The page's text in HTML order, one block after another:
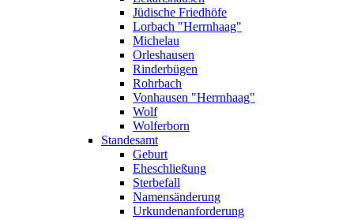
Jüdische Friedhöfe
Lorbach "Herrnhaag"
Michelau
Orleshausen
Rinderbügen
Rohrbach
Vonhausen "Herrnhaag"
Wolf
Wolferborn
Standesamt
Geburt
Eheschließung
Sterbefall
Namensänderung
Urkundenanforderung